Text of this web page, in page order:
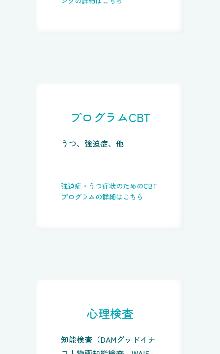
プログラムCBT
うつ、強迫症、他
強迫症・うつ症状のためのCBT
プログラムの詳細はこちら
心理検査
知能検査（DAMグッドイナ